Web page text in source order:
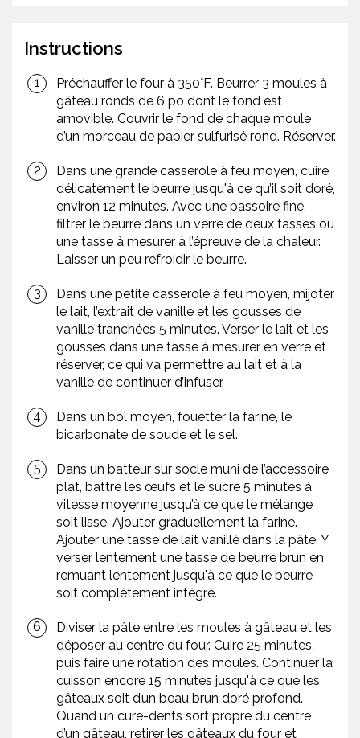
Instructions
Préchauffer le four à 350°F. Beurrer 3 moules à
gâteau ronds de 6 po dont le fond est
amovible. Couvrir le fond de chaque moule
d’un morceau de papier sulfurisé rond. Réserver.
Dans une grande casserole à feu moyen, cuire
délicatement le beurre jusqu'à ce qu’il soit doré,
environ 12 minutes. Avec une passoire fine,
filtrer le beurre dans un verre de deux tasses ou
une tasse à mesurer à l’épreuve de la chaleur.
Laisser un peu refroidir le beurre.
Dans une petite casserole à feu moyen, mijoter
le lait, l’extrait de vanille et les gousses de
vanille tranchées 5 minutes. Verser le lait et les
gousses dans une tasse à mesurer en verre et
réserver, ce qui va permettre au lait et à la
vanille de continuer d’infuser.
Dans un bol moyen, fouetter la farine, le
bicarbonate de soude et le sel.
Dans un batteur sur socle muni de l’accessoire
plat, battre les œufs et le sucre 5 minutes à
vitesse moyenne jusqu’à ce que le mélange
soit lisse. Ajouter graduellement la farine.
Ajouter une tasse de lait vanillé dans la pâte. Y
verser lentement une tasse de beurre brun en
remuant lentement jusqu'à ce que le beurre
soit complètement intégré.
Diviser la pâte entre les moules à gâteau et les
déposer au centre du four. Cuire 25 minutes,
puis faire une rotation des moules. Continuer la
cuisson encore 15 minutes jusqu'à ce que les
gâteaux soit d’un beau brun doré profond.
Quand un cure-dents sort propre du centre
d’un gâteau, retirer les gâteaux du four et